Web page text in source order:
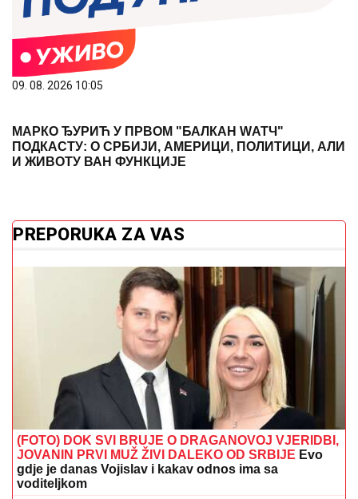
09. 08. 2026 10:05
МАРКО ЂУРИЋ У ПРВОМ "БАЛКАН WАТЧ"
ПОДКАСТУ: О СРБИЈИ, АМЕРИЦИ, ПОЛИТИЦИ, АЛИ
И ЖИВОТУ ВАН ФУНКЦИЈЕ
PREPORUKA ZA VAS
(FOTO) DOK SVI BRUJE O DRAGANOVOJ VJERIDBI,
JOVANIN PRVI MUŽ ŽIVI DALEKO OD SRBIJE Evo
gdje je danas Vojislav i kakav odnos ima sa
voditeljkom